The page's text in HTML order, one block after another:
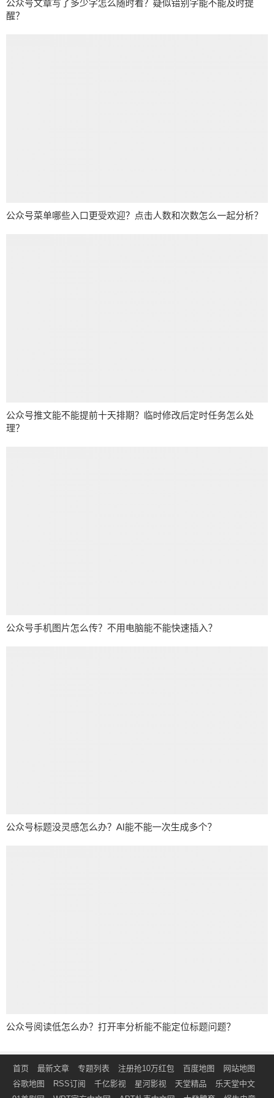
公众号文章写了多少字怎么随时看？疑似错别字能不能及时提
醒？
公众号菜单哪些入口更受欢迎？点击人数和次数怎么一起分析？
公众号推文能不能提前十天排期？临时修改后定时任务怎么处
理？
公众号手机图片怎么传？不用电脑能不能快速插入？
公众号标题没灵感怎么办？AI能不能一次生成多个？
公众号阅读低怎么办？打开率分析能不能定位标题问题？
首页 最新文章 专题列表 注册抢10万红包 百度地图
网站地图
谷歌地图
RSS订阅 千亿影视 星河影视 天堂精品
乐天堂中文